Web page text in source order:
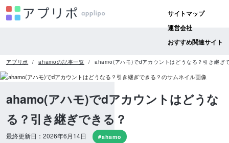
サイトマップ
運営会社
おすすめ関連サイト
アプリポ ahamoの記事一覧 ahamo(アハモ)でdアカウントはどうなる？引き継ぎ
ahamo(アハモ)でdアカウントはどうな
る？引き継ぎできる？
最終更新日：2026年6月14日 #ahamo